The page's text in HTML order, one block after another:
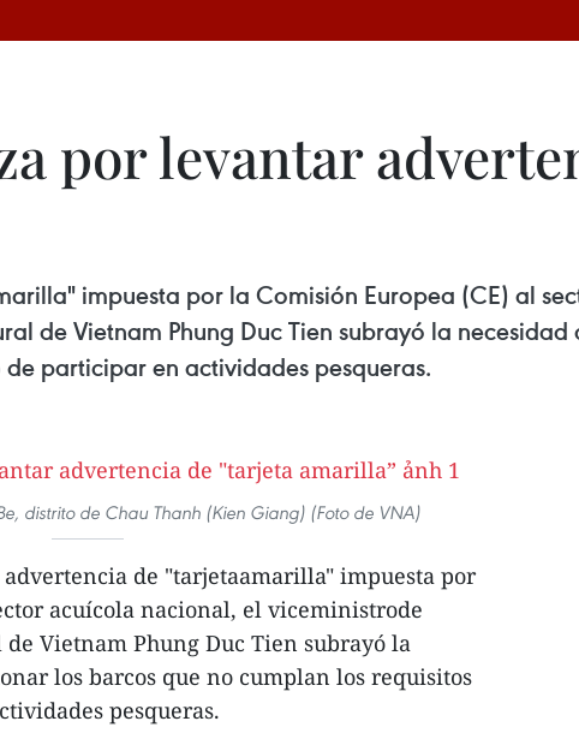
por levantar
impuesta por la Comisión Europea (CE) al
de Vietnam Phung Duc Tien subrayó la
participar en actividades pesqueras.
distrito de Chau Thanh (Kien Giang) (Foto de VNA)
de "tarjetaamarilla" impuesta por
acuícola nacional, el viceministrode
Vietnam Phung Duc Tien subrayó la
los barcos que no cumplan los requisitos
pesqueras.